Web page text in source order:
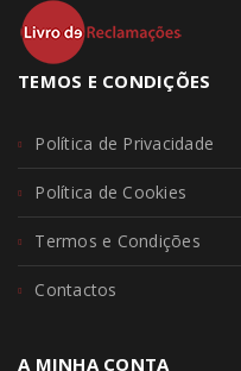
TEMOS E CONDIÇÕES
Política de Privacidade
Política de Cookies
Termos e Condições
Contactos
A MINHA CONTA